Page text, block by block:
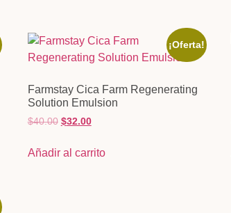
¡Oferta!
Farmstay Cica Farm Regenerating
Solution Emulsion
$40.00 $32.00
Añadir al carrito